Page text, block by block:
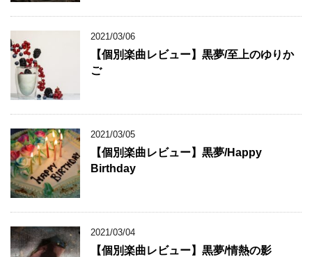
2021/03/06
【個別楽曲レビュー】黒夢/至上のゆりか
ご
2021/03/05
【個別楽曲レビュー】黒夢/Happy
Birthday
2021/03/04
【個別楽曲レビュー】黒夢/情熱の影